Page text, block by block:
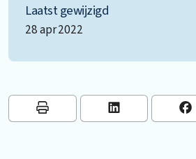
Laatst gewijzigd
28 apr 2022